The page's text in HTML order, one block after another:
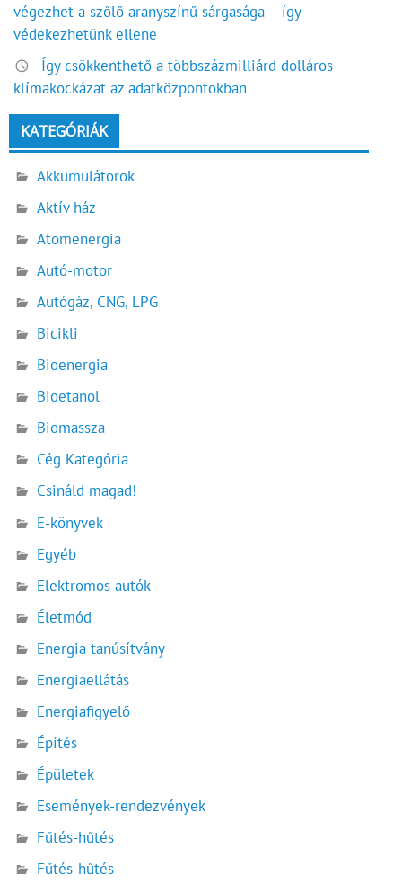
végezhet a szőlő aranyszínű sárgasága – így
védekezhetünk ellene
Így csökkenthető a többszázmilliárd dolláros
klímakockázat az adatközpontokban
KATEGÓRIÁK
Akkumulátorok
Aktív ház
Atomenergia
Autó-motor
Autógáz, CNG, LPG
Bicikli
Bioenergia
Bioetanol
Biomassza
Cég Kategória
Csináld magad!
E-könyvek
Egyéb
Elektromos autók
Életmód
Energia tanúsítvány
Energiaellátás
Energiafigyelő
Építés
Épületek
Események-rendezvények
Fűtés-hűtés
Fűtés-hűtés